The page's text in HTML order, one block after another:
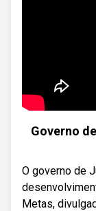
Governo
O governo de
Metas,